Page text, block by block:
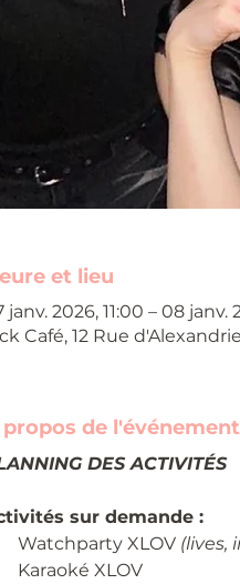
et lieu
janv. 2026, 11:00 – 08 janv.
Café, 12 Rue
propos de l'événement
DES ACTIVITÉS
sur demande :
Watchparty XLOV (lives,
Karaoké XLOV